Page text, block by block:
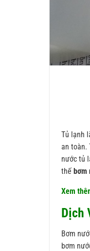
Tủ lạnh
an toàn.
nước tủ
thế
Xem
Dịch
Bơm
bơm